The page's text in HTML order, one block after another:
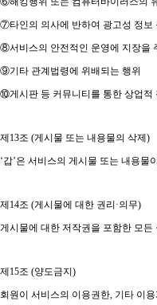
⑦타인의 의사에 반하여 광고성 정
⑧서비스의 안전적인 운영에 지장을
⑨기타 관계법령에 위배되는 행위
⑩게시판 등 커뮤니티를 통한 상업적
제 13조 (게시물 또는 내용물의 삭제 )
‘갑’은 서비스의 게시물 또는 내용물
제 14조 (게시물에 대한 권리 ·의무)
게시물에 대한 저작권을 포함한 모
제 15조 (양도금지 )
회원이 서비스의 이용권한, 기타 이